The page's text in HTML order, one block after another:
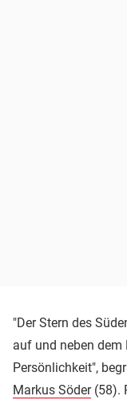
"Der Stern des
auf und neben
Persönlichkeit",
Markus Söder(58).